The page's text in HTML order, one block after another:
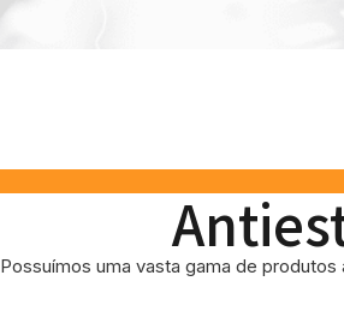
Possuímos uma vasta gama de